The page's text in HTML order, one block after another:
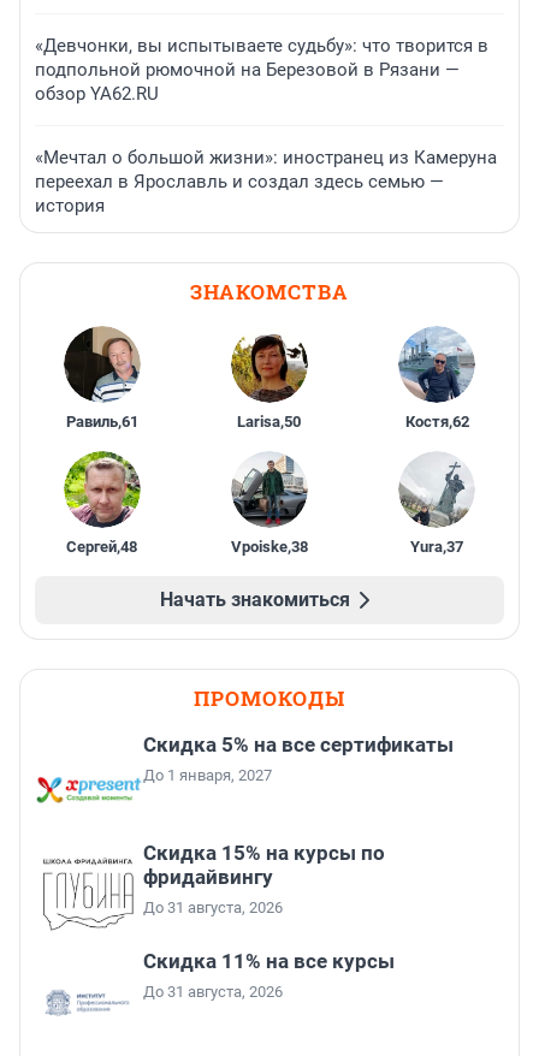
«Девчонки, вы испытываете судьбу»: что творится в
подпольной рюмочной на Березовой в Рязани —
обзор YA62.RU
«Мечтал о большой жизни»: иностранец из Камеруна
переехал в Ярославль и создал здесь семью —
история
ЗНАКОМСТВА
Равиль,61 Larisa,50 Костя,62
Сергей,48 Vpoiske,38 Yura,37
Начать знакомиться
ПРОМОКОДЫ
Скидка 5% на все сертификаты
До 1 января, 2027
Скидка 15% на курсы по
фридайвингу
До 31 августа, 2026
Скидка 11% на все курсы
До 31 августа, 2026